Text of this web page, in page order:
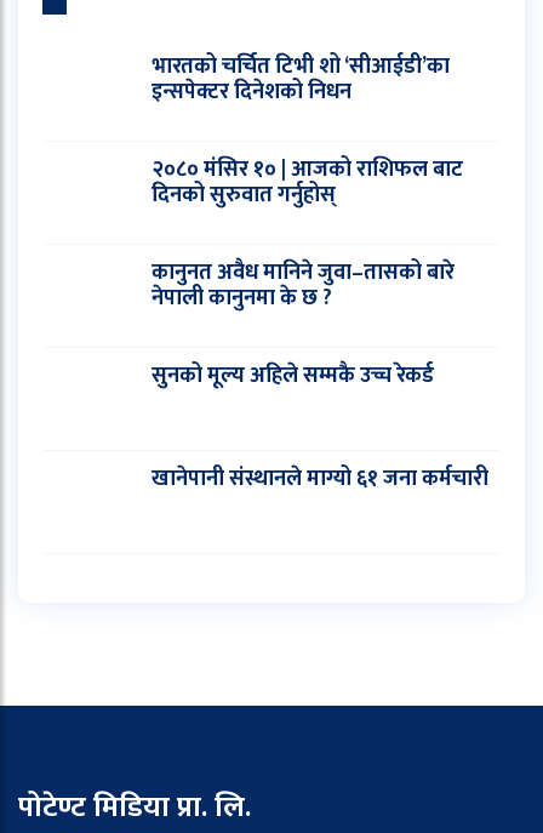
भारतको चर्चित टिभी शो ‘सीआईडी’का
इन्सपेक्टर दिनेशको निधन
२०८० मंसिर १० | आजको राशिफल बाट
दिनको सुरुवात गर्नुहोस्
कानुनत अवैध मानिने जुवा–तासको बारे
नेपाली कानुनमा के छ ?
सुनको मूल्य अहिले सम्मकै उच्च रेकर्ड
खानेपानी संस्थानले माग्यो ६१ जना कर्मचारी
पोटेण्ट मिडिया प्रा. लि.